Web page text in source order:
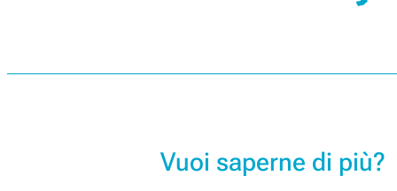
Vuoi saperne di più?